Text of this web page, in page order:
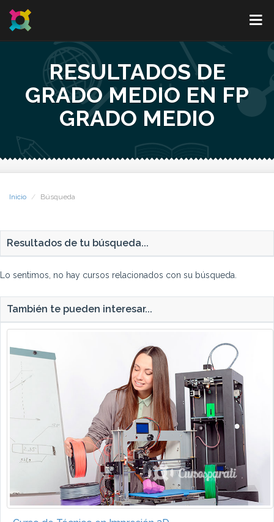
RESULTADOS DE
GRADO MEDIO EN FP
GRADO MEDIO
Inicio Búsqueda
Resultados de tu búsqueda...
Lo sentimos, no hay cursos relacionados con su búsqueda.
También te pueden interesar...